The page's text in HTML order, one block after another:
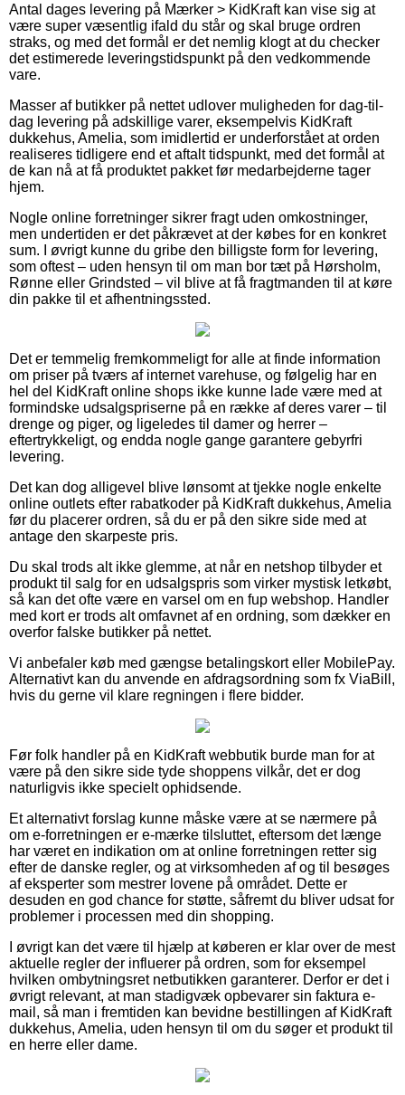
Antal dages levering på Mærker > KidKraft kan vise sig at
være super væsentlig ifald du står og skal bruge ordren
straks, og med det formål er det nemlig klogt at du checker
det estimerede leveringstidspunkt på den vedkommende
vare.
Masser af butikker på nettet udlover muligheden for dag-til-
dag levering på adskillige varer, eksempelvis KidKraft
dukkehus, Amelia, som imidlertid er underforstået at orden
realiseres tidligere end et aftalt tidspunkt, med det formål at
de kan nå at få produktet pakket før medarbejderne tager
hjem.
Nogle online forretninger sikrer fragt uden omkostninger,
men undertiden er det påkrævet at der købes for en konkret
sum. I øvrigt kunne du gribe den billigste form for levering,
som oftest – uden hensyn til om man bor tæt på Hørsholm,
Rønne eller Grindsted – vil blive at få fragtmanden til at køre
din pakke til et afhentningssted.
Det er temmelig fremkommeligt for alle at finde information
om priser på tværs af internet varehuse, og følgelig har en
hel del KidKraft online shops ikke kunne lade være med at
formindske udsalgspriserne på en række af deres varer – til
drenge og piger, og ligeledes til damer og herrer –
eftertrykkeligt, og endda nogle gange garantere gebyrfri
levering.
Det kan dog alligevel blive lønsomt at tjekke nogle enkelte
online outlets efter rabatkoder på KidKraft dukkehus, Amelia
før du placerer ordren, så du er på den sikre side med at
antage den skarpeste pris.
Du skal trods alt ikke glemme, at når en netshop tilbyder et
produkt til salg for en udsalgspris som virker mystisk letkøbt,
så kan det ofte være en varsel om en fup webshop. Handler
med kort er trods alt omfavnet af en ordning, som dækker en
overfor falske butikker på nettet.
Vi anbefaler køb med gængse betalingskort eller MobilePay.
Alternativt kan du anvende en afdragsordning som fx ViaBill,
hvis du gerne vil klare regningen i flere bidder.
Før folk handler på en KidKraft webbutik burde man for at
være på den sikre side tyde shoppens vilkår, det er dog
naturligvis ikke specielt ophidsende.
Et alternativt forslag kunne måske være at se nærmere på
om e-forretningen er e-mærke tilsluttet, eftersom det længe
har været en indikation om at online forretningen retter sig
efter de danske regler, og at virksomheden af og til besøges
af eksperter som mestrer lovene på området. Dette er
desuden en god chance for støtte, såfremt du bliver udsat for
problemer i processen med din shopping.
I øvrigt kan det være til hjælp at køberen er klar over de mest
aktuelle regler der influerer på ordren, som for eksempel
hvilken ombytningsret netbutikken garanterer. Derfor er det i
øvrigt relevant, at man stadigvæk opbevarer sin faktura e-
mail, så man i fremtiden kan bevidne bestillingen af KidKraft
dukkehus, Amelia, uden hensyn til om du søger et produkt til
en herre eller dame.